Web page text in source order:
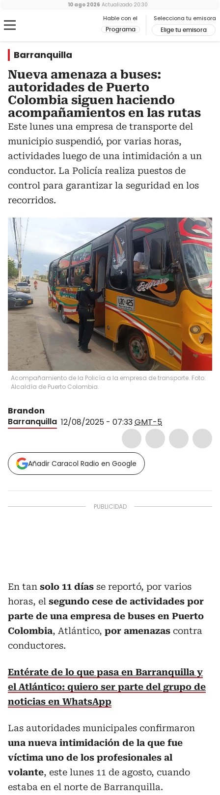
Hable con el
Programa
Selecciona tu emisora
Elige tu emisora
10 ago 2026 Actualizado 20:30
Barranquilla
Nueva amenaza a buses:
autoridades de Puerto
Colombia siguen haciendo
acompañamientos en las rutas
Este lunes una empresa de transporte del
municipio suspendió, por varias horas,
actividades luego de una intimidación a un
conductor. La Policía realiza puestos de
control para garantizar la seguridad en los
recorridos.
Acompañamiento de la Policía a la empresa de transporte. Foto:
Alcaldía de Puerto Colombia.
Brandon
Barranquilla 12/08/2025 - 07:33GMT-5
Añadir Caracol Radio en Google
En tan solo 11 días se reportó, por varios
horas, el segundo cese de actividades por
parte de una empresa de buses en Puerto
Colombia, Atlántico, por amenazas contra
conductores.
Entérate de lo que pasa en Barranquilla y
el Atlántico: quiero ser parte del grupo de
noticias en WhatsApp
Las autoridades municipales confirmaron
una nueva intimidación de la que fue
víctima uno de los profesionales al
volante, este lunes 11 de agosto, cuando
estaba en el norte de Barranquilla.